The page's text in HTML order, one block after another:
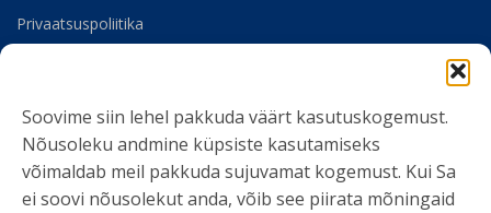
Soovime siin lehel pakkuda väärt kasutuskogemust.
Nõusoleku andmine küpsiste kasutamiseks
võimaldab meil pakkuda sujuvamat kogemust. Kui Sa
ei soovi nõusolekut anda, võib see piirata mõningaid
Privaatsuspoliitika
SOTSIAALMEEDIA